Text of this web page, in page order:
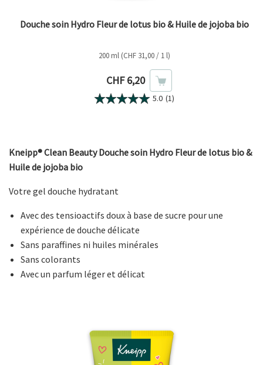
Douche soin Hydro Fleur de lotus bio & Huile de jojoba bio
200 ml (CHF 31,00 / 1 l)
Prix actuel
CHF 6,20
5.0 (1)
Kneipp® Clean Beauty Douche soin Hydro Fleur de lotus bio &
Huile de jojoba bio
Votre gel douche hydratant
Avec des tensioactifs doux à base de sucre pour une
expérience de douche délicate
Sans paraffines ni huiles minérales
Sans colorants
Avec un parfum léger et délicat